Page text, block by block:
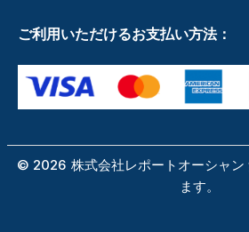
ご利用いただけるお支払い方法：
© 2026 株式会社レポートオーシャ
ます。